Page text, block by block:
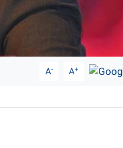
A- A+